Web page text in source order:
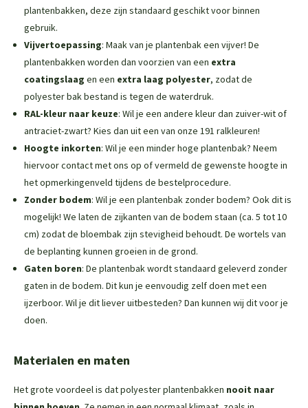
plantenbakken, deze zijn standaard geschikt voor binnen
gebruik.
Vijvertoepassing: Maak van je plantenbak een vijver! De
plantenbakken worden dan voorzien van een extra
coatingslaag en een extra laag polyester, zodat de
polyester bak bestand is tegen de waterdruk.
RAL-kleur naar keuze: Wil je een andere kleur dan zuiver-wit of
antraciet-zwart? Kies dan uit een van onze 191 ralkleuren!
Hoogte inkorten: Wil je een minder hoge plantenbak? Neem
hiervoor contact met ons op of vermeld de gewenste hoogte in
het opmerkingenveld tijdens de bestelprocedure.
Zonder bodem: Wil je een plantenbak zonder bodem? Ook dit is
mogelijk! We laten de zijkanten van de bodem staan (ca. 5 tot 10
cm) zodat de bloembak zijn stevigheid behoudt. De wortels van
de beplanting kunnen groeien in de grond.
Gaten boren: De plantenbak wordt standaard geleverd zonder
gaten in de bodem. Dit kun je eenvoudig zelf doen met een
ijzerboor. Wil je dit liever uitbesteden? Dan kunnen wij dit voor je
doen.
Materialen en maten
Het grote voordeel is dat polyester plantenbakken nooit naar